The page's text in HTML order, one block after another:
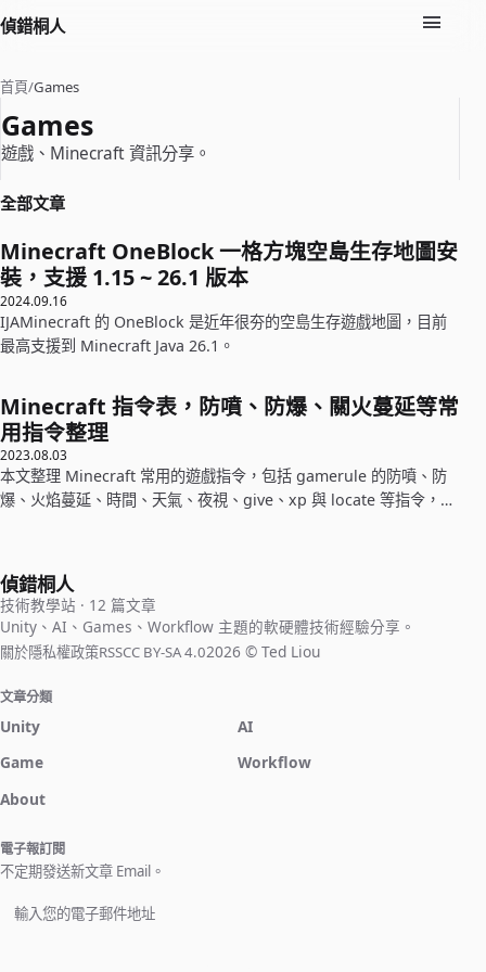
偵錯桐人
首頁/Games
Games
遊戲、Minecraft 資訊分享。
全部文章
Minecraft OneBlock 一格方塊空島生存地圖安
裝，支援 1.15 ~ 26.1 版本
2024.09.16
IJAMinecraft 的 OneBlock 是近年很夯的空島生存遊戲地圖，目前
最高支援到 Minecraft Java 26.1。
Minecraft 指令表，防噴、防爆、關火蔓延等常
用指令整理
2023.08.03
本文整理 Minecraft 常用的遊戲指令，包括 gamerule 的防噴、防
爆、火焰蔓延、時間、天氣、夜視、give、xp 與 locate 等指令，方
偵錯桐人
技術教學站 · 12 篇文章
Unity、AI、Games、Workflow 主題的軟硬體技術經驗分享。
關於隱私權政策RSSCC BY-SA 4.02026 © Ted Liou
文章分類
Unity
AI
Game
Workflow
About
電子報訂閱
不定期發送新文章 Email。